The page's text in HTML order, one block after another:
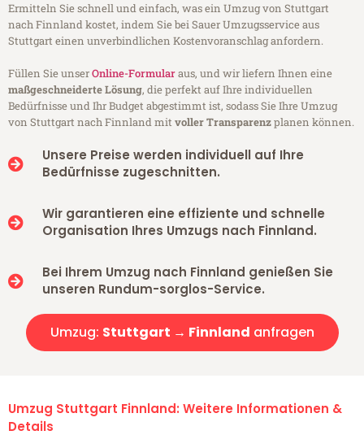
Ermitteln Sie schnell und einfach, was ein Umzug von Stuttgart
nach Finnland kostet, indem Sie bei Sauer Umzugsservice aus
Stuttgart einen unverbindlichen Kostenvoranschlag anfordern.
Füllen Sie unserOnline-Formularaus, und wir liefern Ihnen eine
maßgeschneiderte Lösung, die perfekt auf Ihre individuellen
Bedürfnisse und Ihr Budget abgestimmt ist, sodass Sie Ihre Umzug
von Stuttgart nach Finnland mitvoller Transparenzplanen können.
Unsere Preise werden individuell auf Ihre
Bedürfnisse zugeschnitten.
Wir garantieren eine effiziente und schnelle
Organisation Ihres Umzugs nach Finnland.
Bei Ihrem Umzug nach Finnland genießen Sie
unseren Rundum-sorglos-Service.
Umzug: Stuttgart → Finnland anfragen
Umzug Stuttgart Finnland: Weitere Informationen &
Details